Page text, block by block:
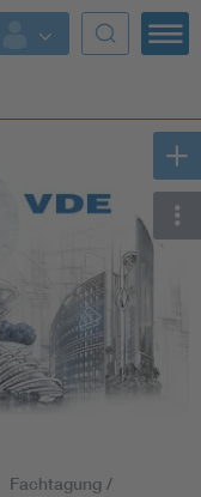
Fachtagung /